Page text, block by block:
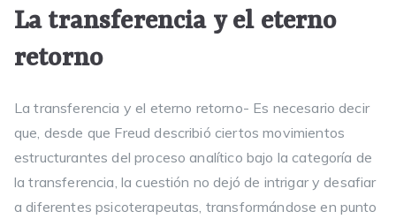
La transferencia y el eterno
retorno
La transferencia y el eterno retorno- Es necesario decir
que, desde que Freud describió ciertos movimientos
estructurantes del proceso analítico bajo la categoría de
la transferencia, la cuestión no dejó de intrigar y desafiar
a diferentes psicoterapeutas, transformándose en punto